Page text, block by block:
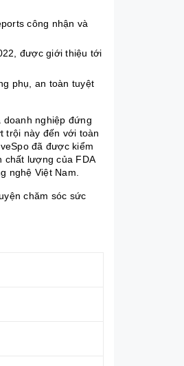
công nhận và
được giới thiệu tới
phụ, an toàn tuyệt
doanh nghiệp đứng
trội này đến với toàn
đã được kiểm
chất lượng của FDA
nghệ Việt Nam.
chăm sóc sức